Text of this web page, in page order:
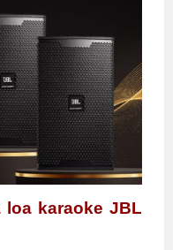
karaoke JBL